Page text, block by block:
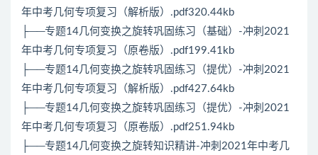
年中考几何专项复习（解析版）.pdf320.44kb
├──专题14几何变换之旋转巩固练习（基础）-冲刺2021
年中考几何专项复习（原卷版）.pdf199.41kb
├──专题14几何变换之旋转巩固练习（提优）-冲刺2021
年中考几何专项复习（解析版）.pdf427.64kb
├──专题14几何变换之旋转巩固练习（提优）-冲刺2021
年中考几何专项复习（原卷版）.pdf251.94kb
├──专题14几何变换之旋转知识精讲-冲刺2021年中考几